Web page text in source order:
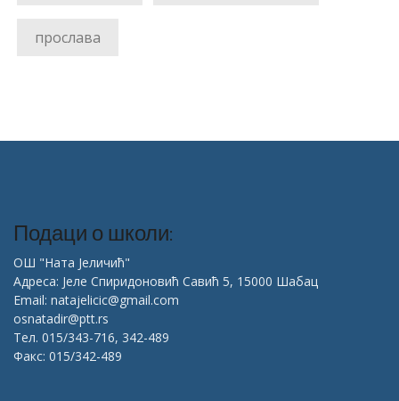
прослава
Подаци о школи:
ОШ "Ната Јеличић"
Адреса: Јеле Спиридоновић Савић 5, 15000 Шабац
Email: natajelicic@gmail.com
osnatadir@ptt.rs
Тел. 015/343-716, 342-489
Факс: 015/342-489